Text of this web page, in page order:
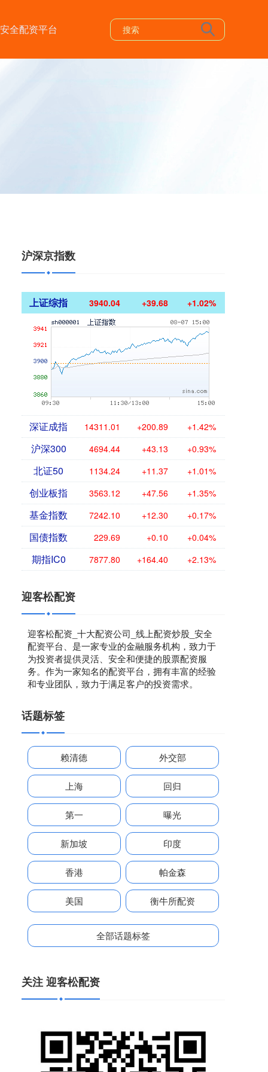
安全配资平台
沪深京指数
上证综指 3940.04 +39.68 +1.02%
深证成指 14311.01 +200.89 +1.42%
沪深300 4694.44 +43.13 +0.93%
北证50 1134.24 +11.37 +1.01%
创业板指 3563.12 +47.56 +1.35%
基金指数 7242.10 +12.30 +0.17%
国债指数 229.69 +0.10 +0.04%
期指IC0 7877.80 +164.40 +2.13%
迎客松配资
迎客松配资_十大配资公司_线上配资炒股_安全
配资平台、是一家专业的金融服务机构，致力于
为投资者提供灵活、安全和便捷的股票配资服
务。作为一家知名的配资平台，拥有丰富的经验
和专业团队，致力于满足客户的投资需求。
话题标签
赖清德 外交部
上海 回归
第一 曝光
新加坡 印度
香港 帕金森
美国 衡牛所配资
全部话题标签
关注 迎客松配资